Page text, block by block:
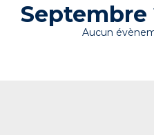
Septembre
Aucun